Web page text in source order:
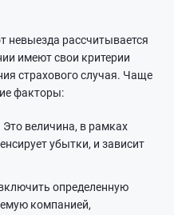
невыезда рассчитывается
имеют свои критерии
страхового случая. Чаще
факторы:
Это величина, в рамках
убытки, и зависит
определенную
компанией,